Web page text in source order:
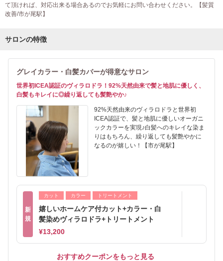
て頂ければ、対応出来る場合あるのでお気軽にお問い合わせください。【髪質
改善/市が尾駅】
サロンの特徴
グレイカラー・白髪カバーが得意なサロン
世界初ICEA認証のヴィラロドラ！92%天然由来で髪と地肌に優しく、
白髪もキレイに◎繰り返しても髪艶やか♪
92%天然由来のヴィラロドラと世界初
ICEA認証で、髪と地肌に優しいオーガニ
ックカラーを実現♪白髪へのキレイな染ま
りはもちろん、繰り返しても髪艶やかに
なるのが嬉しい！【市が尾駅】
新
規
カット カラー トリートメント
嬉しいホームケア付カット+カラー・白
髪染めヴィラロドラ+トリートメント
¥13,200
おすすめクーポンをもっと見る